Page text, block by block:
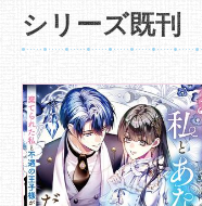
シリーズ既刊